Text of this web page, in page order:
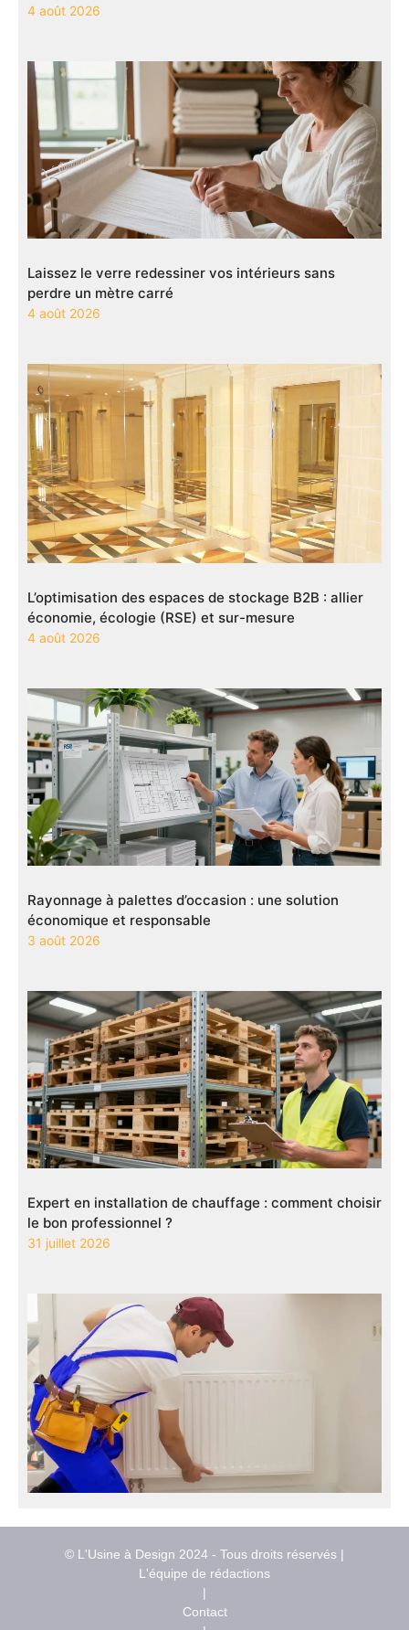
4 août 2026
Laissez le verre redessiner vos intérieurs sans
perdre un mètre carré
4 août 2026
L’optimisation des espaces de stockage B2B : allier
économie, écologie (RSE) et sur-mesure
4 août 2026
Rayonnage à palettes d’occasion : une solution
économique et responsable
3 août 2026
Expert en installation de chauffage : comment choisir
le bon professionnel ?
31 juillet 2026
© L'Usine à Design 2024 - Tous droits réservés |
L'équipe de rédactions
|
Contact